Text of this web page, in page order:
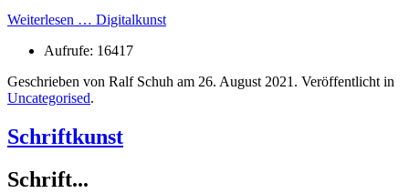
Weiterlesen … Digitalkunst
Aufrufe: 16417
Geschrieben von Ralf Schuh am 26. August 2021 . Veröffentlicht in
Uncategorised.
Schriftkunst
Schrift...